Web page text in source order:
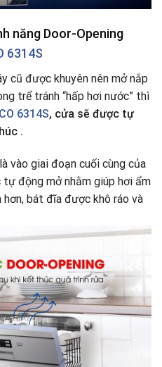
năng Door-Opening
6314S
cũ được khuyên nên mở nắp
trể tránh “hấp hơi nước” thì
6314S, cửa sẽ được tự
.
vào giai đoạn cuối cùng của
động mở nhằm giúp hơi ẩm
bát đĩa được khô ráo và